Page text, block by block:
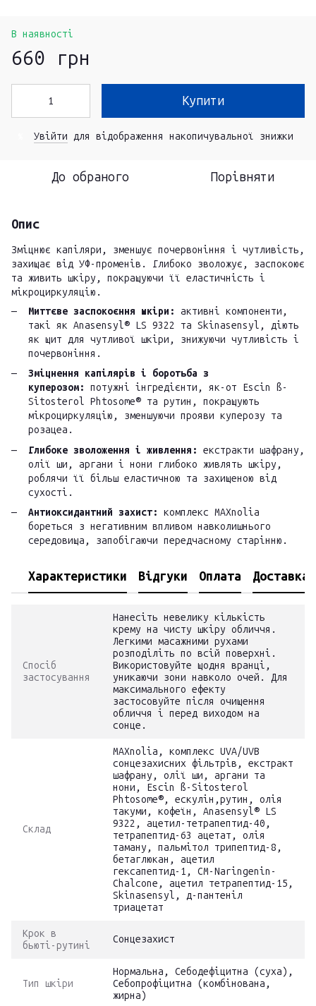
В наявності
660 грн
Купити
Увійти для відображення накопичувальної знижки
До обраного Порівняти
Опис
Зміцнює капіляри, зменшує почервоніння і чутливість,
захищає від УФ-променів. Глибоко зволожує, заспокоює
та живить шкіру, покращуючи її еластичність і
мікроциркуляцію.
Миттєве заспокоєння шкіри: активні компоненти,
такі як Anasensyl® LS 9322 та Skinasensyl, діють
як щит для чутливої шкіри, знижуючи чутливість і
почервоніння.
Зміцнення капілярів і боротьба з
куперозом: потужні інгредієнти, як-от Escin ß-
Sitosterol Phtosome® та рутин, покращують
мікроциркуляцію, зменшуючи прояви куперозу та
розацеа.
Глибоке зволоження і живлення: екстракти шафрану,
олії ши, аргани і нони глибоко живлять шкіру,
роблячи її більш еластичною та захищеною від
сухості.
Антиоксидантний захист: комплекс MAXnolia
бореться з негативним впливом навколишнього
середовища, запобігаючи передчасному старінню.
Характеристики Відгуки Оплата Доставка
Спосіб
застосування
Нанесіть невелику кількість
крему на чисту шкіру обличчя.
Легкими масажними рухами
розподіліть по всій поверхні.
Використовуйте щодня вранці,
уникаючи зони навколо очей. Для
максимального ефекту
застосовуйте після очищення
обличчя і перед виходом на
сонце.
Склад
MAXnolia, комплекс UVA/UVB
сонцезахисних фільтрів, екстракт
шафрану, олії ши, аргани та
нони, Escin ß-Sitosterol
Phtosome®, ескулін,рутин, олія
такуми, кофеїн, Anasensyl® LS
9322, ацетил-тетрапептид-40,
тетрапептид-63 ацетат, олія
таману, пальмітол трипептид-8,
бетаглюкан, ацетил
гексапептид-1, CM-Naringenin-
Chalcone, ацетил тетрапептид-15,
Skinasensyl, д-пантеніл
триацетат
Крок в
бьюті-рутині
Сонцезахист
Тип шкіри
Нормальна, Себодефіцитна (суха),
Себопрофіцитна (комбінована,
жирна)